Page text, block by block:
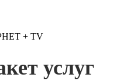
услуг